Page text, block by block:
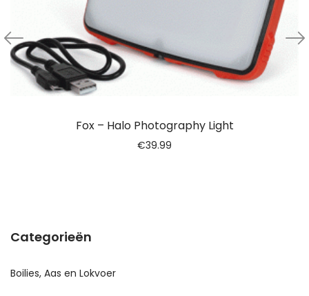
Fox – Halo Photography Light
€39.99
Categorieën
Boilies, Aas en Lokvoer